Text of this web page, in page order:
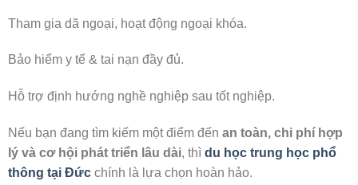
Tham gia dã ngoại, hoạt động ngoại khóa.
Bảo hiểm y tế & tai nạn đầy đủ.
Hỗ trợ định hướng nghề nghiệp sau tốt nghiệp.
Nếu bạn đang tìm kiếm một điểm đến an toàn, chi phí hợp
lý và cơ hội phát triển lâu dài, thì du học trung học phổ
thông tại Đức chính là lựa chọn hoàn hảo.